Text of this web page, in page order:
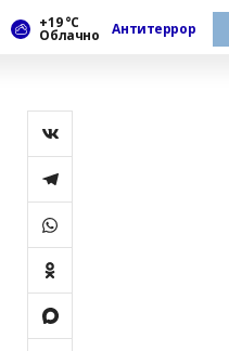
+19 °С
Облачно Антитеррор